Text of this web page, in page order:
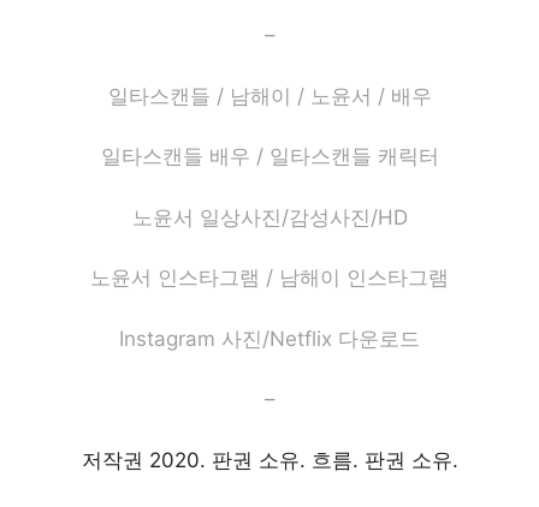
–
일타스캔들 / 남해이 / 노윤서 / 배우
일타스캔들 배우 / 일타스캔들 캐릭터
노윤서 일상사진/감성사진/HD
노윤서 인스타그램 / 남해이 인스타그램
Instagram 사진/Netflix 다운로드
–
저작권 2020. 판권 소유. 흐름. 판권 소유.